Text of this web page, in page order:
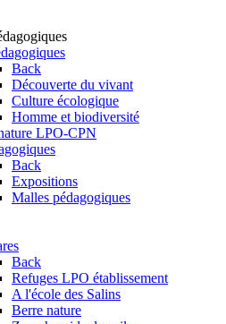
Back
Découverte du vivant
Culture écologique
Homme et biodiversité
LPO-CPN
Back
Expositions
Malles pédagogiques
Back
Refuges LPO établissement
A l'école des Salins
Berre nature